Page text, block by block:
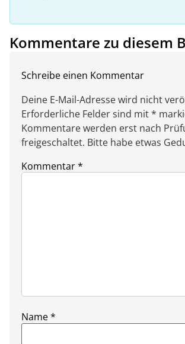
Kommentare zu diesem
Schreibe einen Kommentar
Deine E-Mail-Adresse wird nicht
Erforderliche Felder sind mit *
Kommentare werden erst nach
freigeschaltet. Bitte habe etwas
Kommentar*
Name*